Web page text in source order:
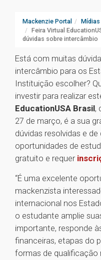
Mackenzie Portal
Feira Virtual
dúvidas sobre intercâmbio
Está com muitas
intercâmbio para os
Instituição escolher?
investir para realizar
EducationUSA Brasil,
27 de março, é a sua
dúvidas resolvidas e
oportunidades de
gratuito e requer
“É uma excelente
mackenzista
internacional nos
o estudante amplie
importante, responde
financeiras, etapas do
formas de qualificação